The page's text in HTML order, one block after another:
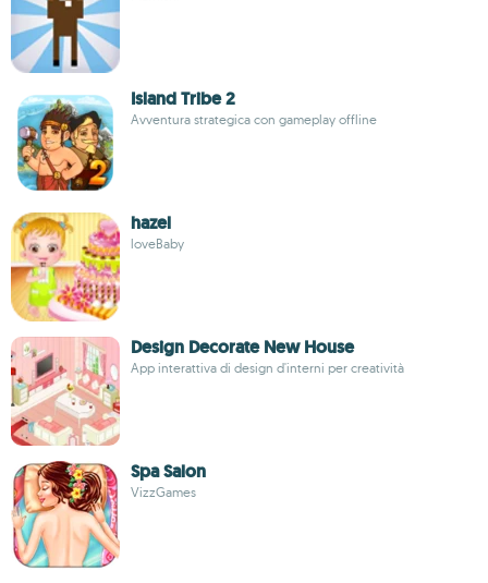
Island Tribe 2
Avventura strategica con gameplay offline
hazel
loveBaby
Design Decorate New House
App interattiva di design d'interni per creatività
Spa Salon
VizzGames